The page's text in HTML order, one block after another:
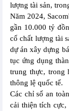
lượng tài sản,
Năm 2024,
gần 10.000 tỷ
cố chất lượng tài
dự án xây dựng
tục ứng dụng
trung thực, trong
thông lệ quốc tế.
Các chỉ số an
cải thiện tích cực,